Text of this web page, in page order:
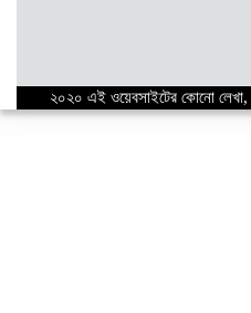
২০২০ এই ওয়েবসাইটের কোনো লেখা,